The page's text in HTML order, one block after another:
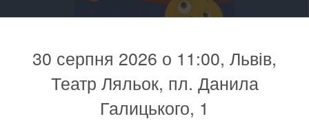
30 серпня 2026 о 11:00, Львів,
Театр Ляльок, пл. Данила
Галицького, 1